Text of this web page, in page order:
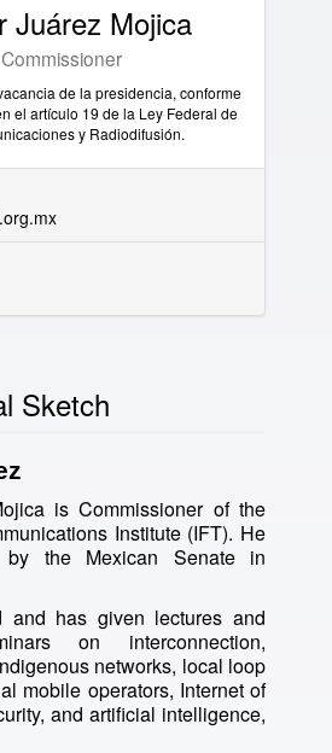
Juárez Mojica
Commissioner
de la presidencia, conforme
el artículo 19 de la Ley Federal de
y Radiodifusión.
Sketch
is Commissioner of the
Institute (IFT). He
by the Mexican Senate in
and has given lectures and
on interconnection,
networks, local loop
mobile operators, Internet of
and artificial intelligence,